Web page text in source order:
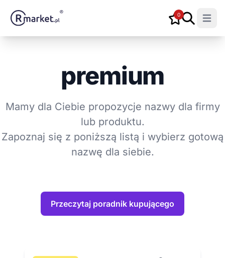
0
Open
premium
Mamy dla Ciebie propozycje nazwy dla firmy
lub produktu.
Zapoznaj się z poniższą listą i wybierz gotową
nazwę dla siebie.
Przeczytaj poradnik kupującego